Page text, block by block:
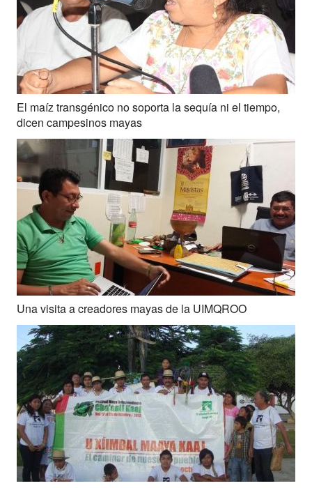
El maíz transgénico no soporta la sequía ni el tiempo,
dicen campesinos mayas
Una visita a creadores mayas de la UIMQROO